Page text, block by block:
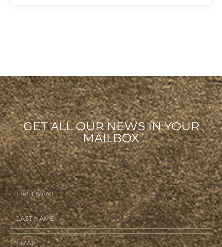
GET ALL OUR NEWS IN YOUR
MAILBOX